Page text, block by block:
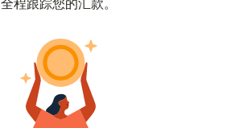
全程跟踪您的汇款。